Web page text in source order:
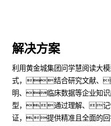
解决方案
利用黄金城集团问学慧阅读大
式，结合研究文献、
明、临床数据等企业知识
型，通过理解、记
证，提供精准且全面的